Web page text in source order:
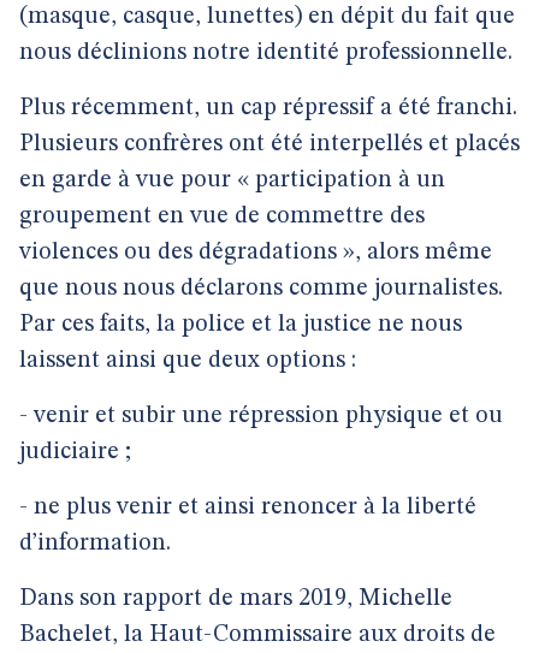
(masque, casque, lunettes) en dépit du fait que
nous déclinions notre identité professionnelle.
Plus récemment, un cap répressif a été franchi.
Plusieurs confrères ont été interpellés et placés
en garde à vue pour « participation à un
groupement en vue de commettre des
violences ou des dégradations », alors même
que nous nous déclarons comme journalistes.
Par ces faits, la police et la justice ne nous
laissent ainsi que deux options :
- venir et subir une répression physique et ou
judiciaire ;
- ne plus venir et ainsi renoncer à la liberté
d’information.
Dans son rapport de mars 2019, Michelle
Bachelet, la Haut-Commissaire aux droits de